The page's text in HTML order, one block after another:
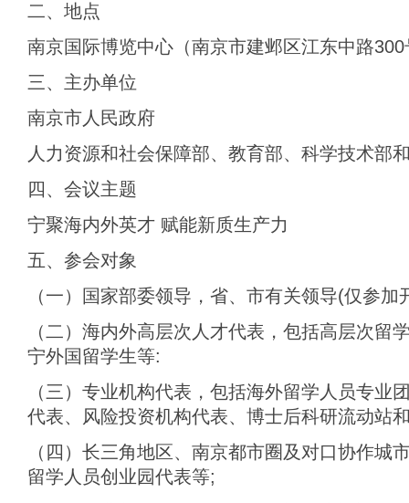
二、地点
南京国际博览中心（南京市建邺区江东中路300
三、主办单位
南京市人民政府
人力资源和社会保障部、教育部、科学技术部
四、会议主题
宁聚海内外英才 赋能新质生产力
五、参会对象
（一）国家部委领导，省、市有关领导(仅参加
（二）海内外高层次人才代表，包括高层次留
宁外国留学生等:
（三）专业机构代表，包括海外留学人员专业
代表、风险投资机构代表、博士后科研流动站
（四）长三角地区、南京都市圈及对口协作城
留学人员创业园代表等;